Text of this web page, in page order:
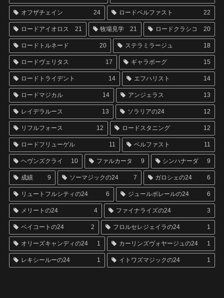
オフザチェイン 24 ロードベルファスト 22
ロードアイオロス 21 牧場見学 21 ロードクラシコ 20
ロードトルネード 20 ステラミラージュ 18
ロードヴェリタス 17 ギャラボーグ 15
ロードトライデント 14 エフハリスト 14
ロードマジカル 14 アンジェラス 13
レイデラルース 13 ソラリアの24 12
リフルフォース 12 ロードスタニング 12
ロードフリューゲル 11 ベルファスト 11
ヘヴンズクライ 10 ファルカータ 9 シンハナーダ 9
成績 9 ソーマジックの24 7 ガロシェの24 6
リュートフルシティの24 6 ジュールポレールの24 6
メリートの24 4 ファイナライズの24 3
ベイコートの24 2 フロルセレジェイラの24 1
オリーズキャンディの24 1 カーリンズヴォヤージュの24 1
レキシールーの24 1 イトワズマジックの24 1